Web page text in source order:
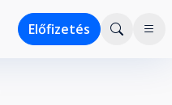
Előfizetés